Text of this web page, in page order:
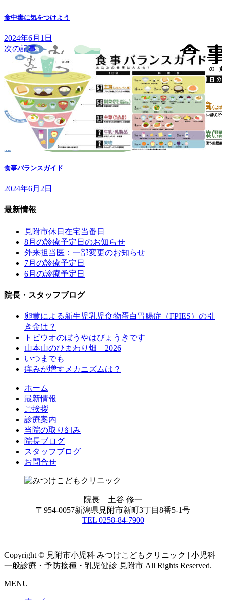
食中毒に気をつけよう
2024年6月1日
次の記事
食事バランスガイド
2024年6月2日
最新情報
見附市休日在宅当番日
8月の診療予定日のお知らせ
外来担当医：一部変更のお知らせ
7月の診療予定日
6月の診療予定日
院長・スタッフブログ
卵黄による新生児乳児食物蛋白胃腸症（FPIES）の引
き金は？
トビウオのぼうやはびょうきです
山本山のひまわり畑 2026
いつまでも
痒みが増すメカニズムは？
ホーム
最新情報
ご挨拶
診療案内
当院の取り組み
院長ブログ
スタッフブログ
お問合せ
院長 土谷 修一
〒954-0057新潟県見附市新町3丁目8番5-1号
TEL 0258-84-7900
Copyright © 見附市小児科 みつけこどもクリニック | 小児科
一般診療・予防接種・乳児健診 見附市 All Rights Reserved.
MENU